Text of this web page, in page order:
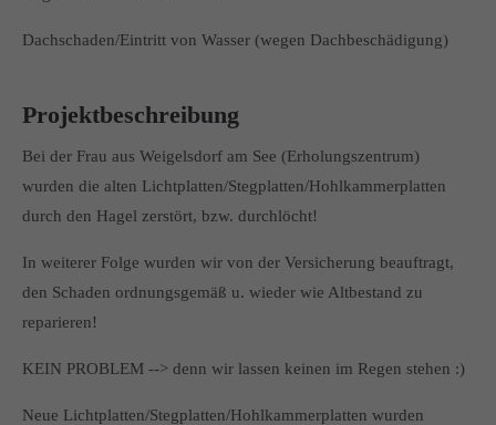
Dachschaden/Eintritt von Wasser (wegen Dachbeschädigung)
Projektbeschreibung
Bei der Frau aus Weigelsdorf am See (Erholungszentrum)
wurden die alten Lichtplatten/Stegplatten/Hohlkammerplatten
durch den Hagel zerstört, bzw. durchlöcht!
In weiterer Folge wurden wir von der Versicherung beauftragt,
den Schaden ordnungsgemäß u. wieder wie Altbestand zu
reparieren!
KEIN PROBLEM --> denn wir lassen keinen im Regen stehen :)
Neue Lichtplatten/Stegplatten/Hohlkammerplatten wurden